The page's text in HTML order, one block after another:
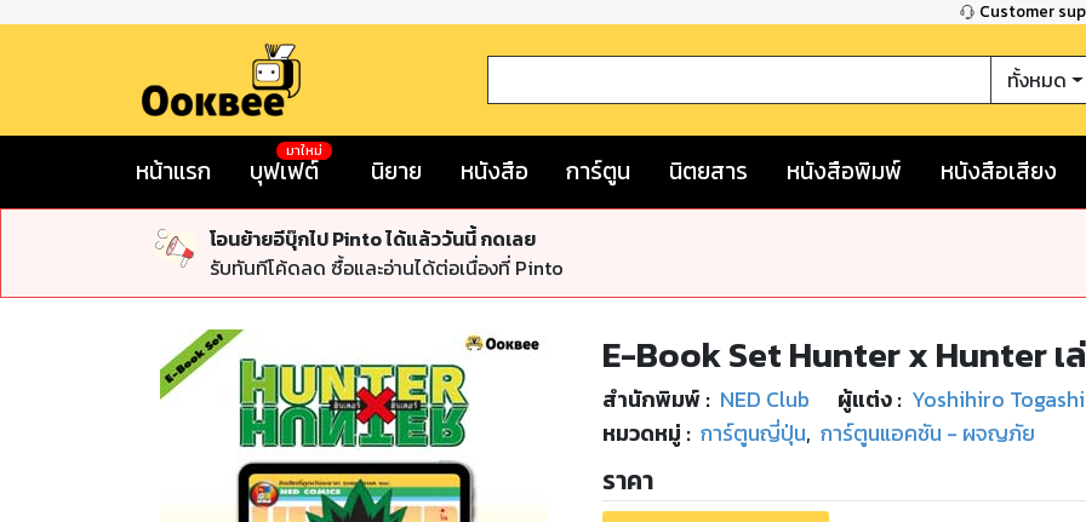
Customer
ทั้งหมด
หน้าแรก บุฟเฟต์
มาใหม่
นิยาย หนังสือ การ์ตูน นิตยสาร หนังสือพิมพ์ หนังสือเสียง
โอนย้ายอีบุ๊กไป Pinto ได้แล้ววันนี้ กดเลย
รับทันทีโค้ดลด ซื้อและอ่านได้ต่อเนื่องที่ Pinto
E-Book Set Hunter x Hunter เ
สำนักพิมพ์ : NED Club ผู้แต่ง : Yoshihiro Togashi
หมวดหมู่ : การ์ตูนญี่ปุ่น, การ์ตูนแอคชัน - ผจญภัย
ราคา